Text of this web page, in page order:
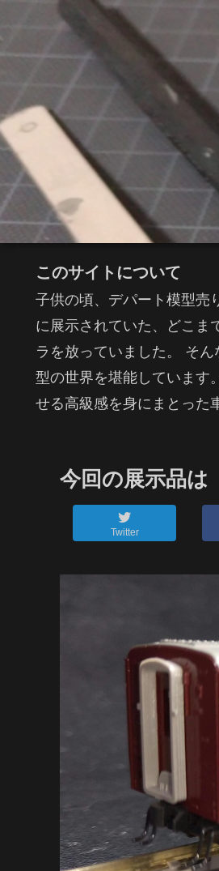
このサイトについて
子供の頃、デパート模型売
に展示されていた、どこま
ラを放っていました。 そ
型の世界を堪能しています
せる高級感を身にまとった
今回の展示品は
Twitter